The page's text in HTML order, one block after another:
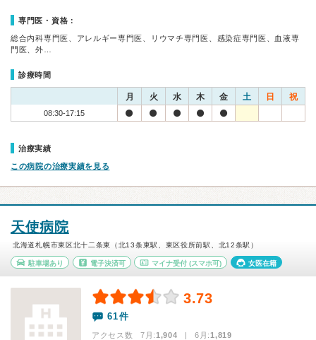
専門医・資格：
総合内科専門医、アレルギー専門医、リウマチ専門医、感染症専門医、血液専
門医、外…
診療時間
月 火 水 木 金 土 日 祝
08:30-17:15
治療実績
この病院の治療実績を見る
天使病院
北海道札幌市東区北十二条東（北13条東駅、東区役所前駅、北12条駅）
駐車場あり 電子決済可 マイナ受付 (スマホ可) 女医在籍
3.73
61件
アクセス数 7月:1,904 | 6月:1,819